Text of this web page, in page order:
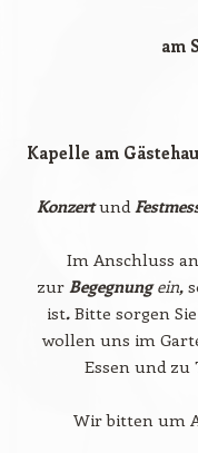
am
Kapelle am
Konzertund
Im Anschluss
zur Begegnungein,
ist. Bitte sorgen
wollen uns im
Essen und zu
Wir bitten um